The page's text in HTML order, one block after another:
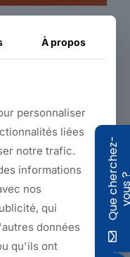
todas partes,
de los Hauts de
al detalle.
exactamente a
sueño...
À propos
personnaliser
liées
notre trafic.
informations
nos
qui
données
qu'ils ont
Q
u
e
c
h
e
r
c
h
e
z
-
v
o
u
s